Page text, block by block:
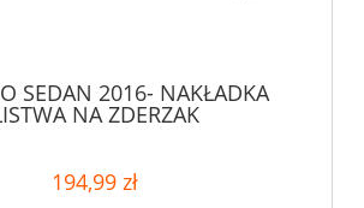
SEDAN 2016- NAKŁADKA
NA ZDERZAK
194,99 zł